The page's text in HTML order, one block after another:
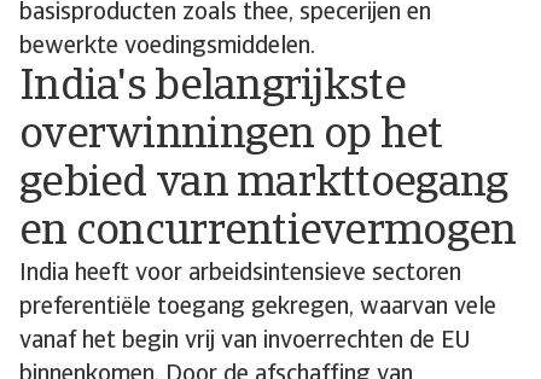
basisproducten zoals thee, specerijen en
bewerkte voedingsmiddelen.
India's belangrijkste
overwinningen op het
gebied van markttoegang
en concurrentievermogen
India heeft voor arbeidsintensieve sectoren
preferentiële toegang gekregen, waarvan vele
vanaf het begin vrij van invoerrechten de EU